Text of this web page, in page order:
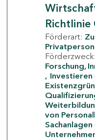
Richtlinie
Förderart:
Förderzweck:
Forschung,
Investieren
von